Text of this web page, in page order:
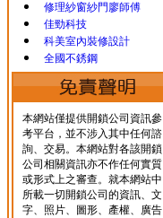
修理紗窗紗門廖師傅
佳勁科技
科美室內裝修設計
全國不銹鋼
本網站僅提供開鎖公司資訊參
考平台，並不涉入其中任何諮
詢、交易。本網站對各該開鎖
公司相關資訊亦不作任何實質
或形式上之審查。就本網站中
所載一切開鎖公司的資訊、文
字、照片、圖形、產權、廣告